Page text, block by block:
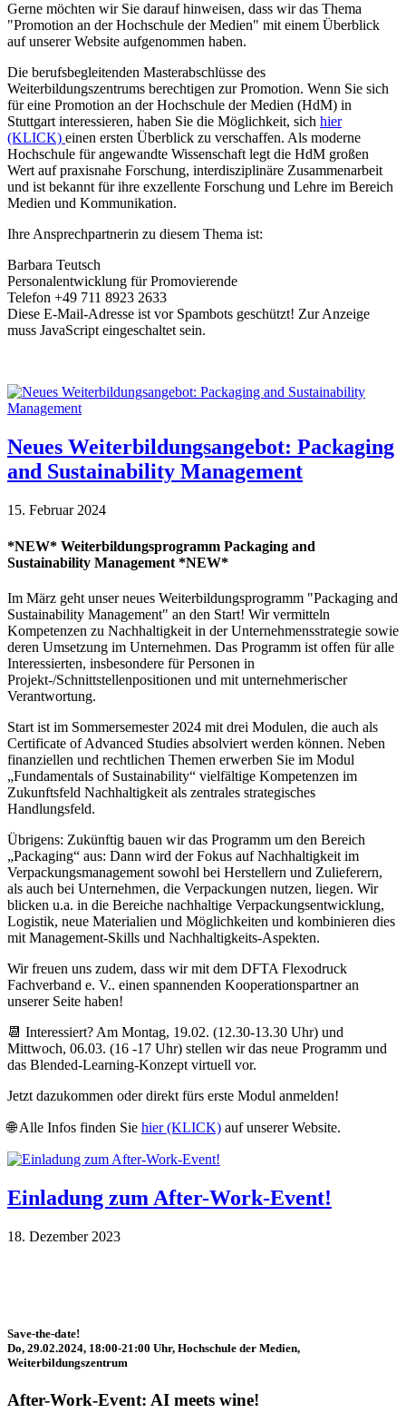
Gerne möchten wir Sie darauf hinweisen, dass wir das Thema
"Promotion an der Hochschule der Medien" mit einem Überblick
auf unserer Website aufgenommen haben.
Die berufsbegleitenden Masterabschlüsse des
Weiterbildungszentrums berechtigen zur Promotion. Wenn Sie sich
für eine Promotion an der Hochschule der Medien (HdM) in
Stuttgart interessieren, haben Sie die Möglichkeit, sich hier
(KLICK) einen ersten Überblick zu verschaffen. Als moderne
Hochschule für angewandte Wissenschaft legt die HdM großen
Wert auf praxisnahe Forschung, interdisziplinäre Zusammenarbeit
und ist bekannt für ihre exzellente Forschung und Lehre im Bereich
Medien und Kommunikation.
Ihre Ansprechpartnerin zu diesem Thema ist:
Barbara Teutsch
Personalentwicklung für Promovierende
Telefon +49 711 8923 2633
Diese E-Mail-Adresse ist vor Spambots geschützt! Zur Anzeige
muss JavaScript eingeschaltet sein.
Neues Weiterbildungsangebot: Packaging
and Sustainability Management
15. Februar 2024
*NEW* Weiterbildungsprogramm Packaging and
Sustainability Management *NEW*
Im März geht unser neues Weiterbildungsprogramm "Packaging and
Sustainability Management" an den Start! Wir vermitteln
Kompetenzen zu Nachhaltigkeit in der Unternehmensstrategie sowie
deren Umsetzung im Unternehmen. Das Programm ist offen für alle
Interessierten, insbesondere für Personen in
Projekt-/Schnittstellenpositionen und mit unternehmerischer
Verantwortung.
Start ist im Sommersemester 2024 mit drei Modulen, die auch als
Certificate of Advanced Studies absolviert werden können. Neben
finanziellen und rechtlichen Themen erwerben Sie im Modul
„Fundamentals of Sustainability“ vielfältige Kompetenzen im
Zukunftsfeld Nachhaltigkeit als zentrales strategisches
Handlungsfeld.
Übrigens: Zukünftig bauen wir das Programm um den Bereich
„Packaging“ aus: Dann wird der Fokus auf Nachhaltigkeit im
Verpackungsmanagement sowohl bei Herstellern und Zulieferern,
als auch bei Unternehmen, die Verpackungen nutzen, liegen. Wir
blicken u.a. in die Bereiche nachhaltige Verpackungsentwicklung,
Logistik, neue Materialien und Möglichkeiten und kombinieren dies
mit Management-Skills und Nachhaltigkeits-Aspekten.
Wir freuen uns zudem, dass wir mit dem DFTA Flexodruck
Fachverband e. V.. einen spannenden Kooperationspartner an
unserer Seite haben!
📆 Interessiert? Am Montag, 19.02. (12.30-13.30 Uhr) und
Mittwoch, 06.03. (16 -17 Uhr) stellen wir das neue Programm und
das Blended-Learning-Konzept virtuell vor.
Jetzt dazukommen oder direkt fürs erste Modul anmelden!
🌐 Alle Infos finden Sie hier (KLICK) auf unserer Website.
Einladung zum After-Work-Event!
18. Dezember 2023
Save-the-date!
Do, 29.02.2024, 18:00-21:00 Uhr, Hochschule der Medien,
Weiterbildungszentrum
After-Work-Event: AI meets wine!